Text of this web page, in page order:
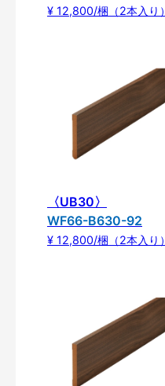
¥ 12,800/梱（2本入り）
〈UB30〉
WF66-B630-92
¥ 12,800/梱（2本入り）